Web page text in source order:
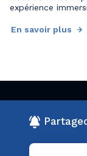
expérience
En savoir plus